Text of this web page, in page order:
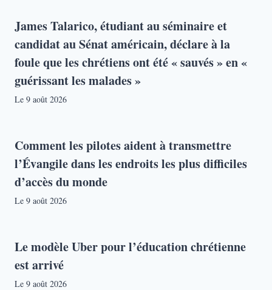
James Talarico, étudiant au séminaire et
candidat au Sénat américain, déclare à la
foule que les chrétiens ont été « sauvés » en «
guérissant les malades »
Le 9 août 2026
Comment les pilotes aident à transmettre
l’Évangile dans les endroits les plus difficiles
d’accès du monde
Le 9 août 2026
Le modèle Uber pour l’éducation chrétienne
est arrivé
Le 9 août 2026